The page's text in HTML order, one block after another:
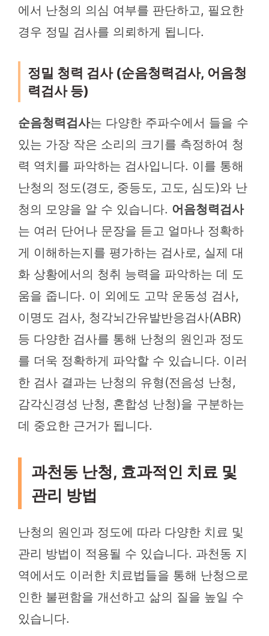
에서 난청의 의심 여부를 판단하고, 필요한
경우 정밀 검사를 의뢰하게 됩니다.
정밀 청력 검사 (순음청력검사, 어음청
력검사 등)
순음청력검사는 다양한 주파수에서 들을 수
있는 가장 작은 소리의 크기를 측정하여 청
력 역치를 파악하는 검사입니다. 이를 통해
난청의 정도(경도, 중등도, 고도, 심도)와 난
청의 모양을 알 수 있습니다. 어음청력검사
는 여러 단어나 문장을 듣고 얼마나 정확하
게 이해하는지를 평가하는 검사로, 실제 대
화 상황에서의 청취 능력을 파악하는 데 도
움을 줍니다. 이 외에도 고막 운동성 검사,
이명도 검사, 청각뇌간유발반응검사(ABR)
등 다양한 검사를 통해 난청의 원인과 정도
를 더욱 정확하게 파악할 수 있습니다. 이러
한 검사 결과는 난청의 유형(전음성 난청,
감각신경성 난청, 혼합성 난청)을 구분하는
데 중요한 근거가 됩니다.
과천동 난청, 효과적인 치료 및
관리 방법
난청의 원인과 정도에 따라 다양한 치료 및
관리 방법이 적용될 수 있습니다. 과천동 지
역에서도 이러한 치료법들을 통해 난청으로
인한 불편함을 개선하고 삶의 질을 높일 수
있습니다.